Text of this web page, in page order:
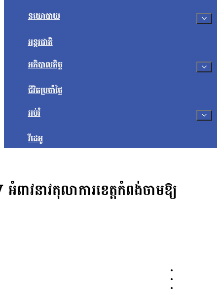
នយោបាយ
អន្តរជាតិ
អភិបាលកិច្ច
ជីវិតប្រចាំថ្ងៃ
អប់រំ
វីដេអូ
វនាវតុលាការខេត្តកំពង់ចាមឱ្យ